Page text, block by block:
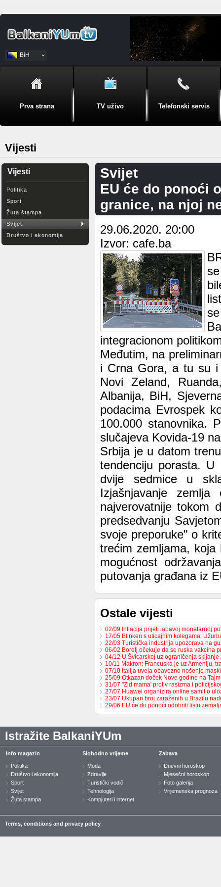
BiH
Srpski
Prva strana TV uživo Telefonski servis
Vijesti
Vijesti
Politika
Sport
Žuta štampa
Svijet
Društvo i ekonomija
Svijet
EU će do ponoći
granice, na njoj
29.06.2020. 20:00
Izvor: cafe.ba
integracionom
Međutim, na
i Crna Gora, a tu su i
Novi Zeland,
Albanija, BiH,
podacima Evrospek
100.000 stanovnika.
slučajeva Kovida-19
Srbija je u datom
tendenciju porasta.
dvije sedmice u
Izjašnjavanje
najverovatnije tokom
predsedvanju
svoje preporuke" o
trećim zemljama,
mogućnost
putovanja građana iz
Ostale vijesti
02/09 Inflacija prijeti labavoj monetarnoj
17/05 Blinken s uticajnim kolegama:
22/03 Turistička industrija upozorava na
06/02 Borelj očekuje da se ruska vakcina
04/12 U Švicarskoj uz ograničenja
10/11 Makron: Francuska je uz Armeniju,
07/10 Italija uvela obavezno nošenje
25/09 Otkazan doček Nove godine na
31/07 "Zid mama' protiv rasizma i
27/07 Huawei organizira online samit o
23/07 Ukupan broj zaraženih u Brazilu
29/06 EU će do ponoći odobriti listu
Istražite BalkaniYUm
Info magazin
Politika
Društvo i ekonomija
Sport
Svijet
Žuta stampa
Slobodno vrijeme
Moda
Zdravlje
Turistički vodič
Tehnologija
Kompjuteri i internet
Zabava
Dnevni horoskop
Mjesečni horoskop
Foto galerija
Vrijemenska prognoza
Terms, conditions and privacy policy